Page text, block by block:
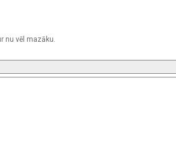
nu vēl mazāku.